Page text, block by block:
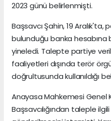
2023 günü belirlenmişti.
Başsavcı Şahin, 19 Aralık'ta,
bulunduğu banka hesabına
yineledi. Talepte partiye
faaliyetleri dışında terör
doğrultusunda kullanıldığı
Anayasa Mahkemesi Genel
Başsavcılığından taleple